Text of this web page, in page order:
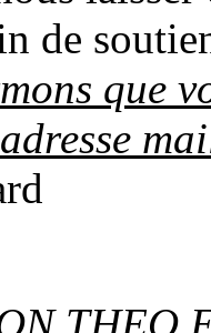
de
que
THEO